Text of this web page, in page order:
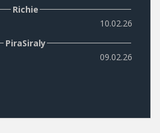
Richie
10.02.26
PiraSiraly
09.02.26